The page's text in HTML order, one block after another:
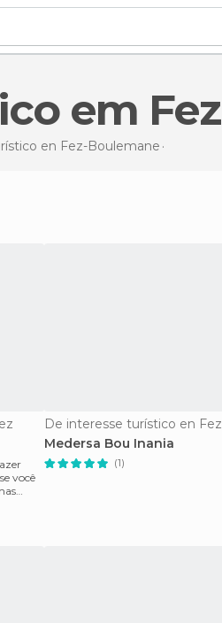
em Fez
en Fez-Boulemane
você
De interesse turístico en Fez
Medersa Bou Inania
(1)